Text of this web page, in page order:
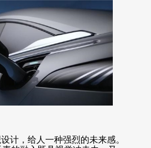
计，给人一种强烈的未来感。